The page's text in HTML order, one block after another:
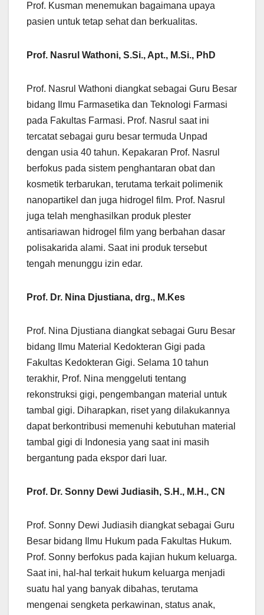
Prof. Kusman menemukan bagaimana upaya
pasien untuk tetap sehat dan berkualitas.
Prof. Nasrul Wathoni, S.Si., Apt., M.Si., PhD
Prof. Nasrul Wathoni diangkat sebagai Guru Besar
bidang Ilmu Farmasetika dan Teknologi Farmasi
pada Fakultas Farmasi. Prof. Nasrul saat ini
tercatat sebagai guru besar termuda Unpad
dengan usia 40 tahun. Kepakaran Prof. Nasrul
berfokus pada sistem penghantaran obat dan
kosmetik terbarukan, terutama terkait polimenik
nanopartikel dan juga hidrogel film. Prof. Nasrul
juga telah menghasilkan produk plester
antisariawan hidrogel film yang berbahan dasar
polisakarida alami. Saat ini produk tersebut
tengah menunggu izin edar.
Prof. Dr. Nina Djustiana, drg., M.Kes
Prof. Nina Djustiana diangkat sebagai Guru Besar
bidang Ilmu Material Kedokteran Gigi pada
Fakultas Kedokteran Gigi. Selama 10 tahun
terakhir, Prof. Nina menggeluti tentang
rekonstruksi gigi, pengembangan material untuk
tambal gigi. Diharapkan, riset yang dilakukannya
dapat berkontribusi memenuhi kebutuhan material
tambal gigi di Indonesia yang saat ini masih
bergantung pada ekspor dari luar.
Prof. Dr. Sonny Dewi Judiasih, S.H., M.H., CN
Prof. Sonny Dewi Judiasih diangkat sebagai Guru
Besar bidang Ilmu Hukum pada Fakultas Hukum.
Prof. Sonny berfokus pada kajian hukum keluarga.
Saat ini, hal-hal terkait hukum keluarga menjadi
suatu hal yang banyak dibahas, terutama
mengenai sengketa perkawinan, status anak,